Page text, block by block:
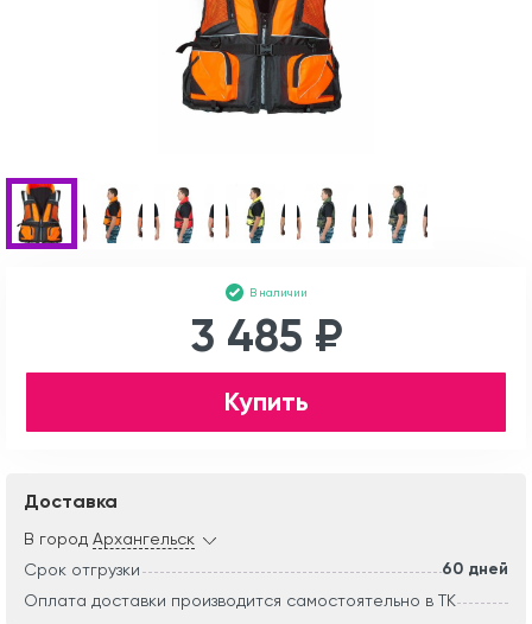
В наличии
3 485 ₽
Купить
Доставка
В город Архангельск
Срок отгрузки
60 дней
Оплата доставки производится самостоятельно в ТК